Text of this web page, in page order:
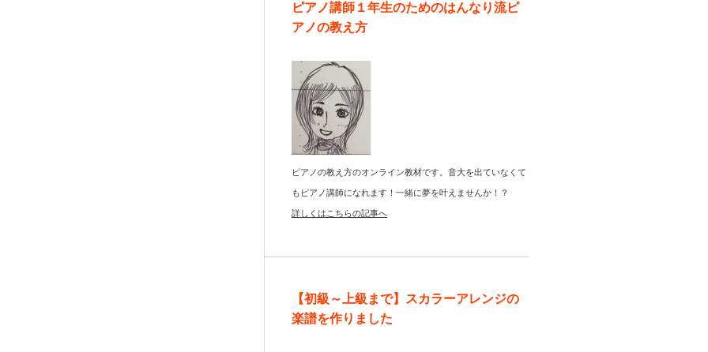
ピアノ講師１年生のためのはんなり流ピ
アノの教え方
ピアノの教え方のオンライン教材です。音大を出ていなくて
もピアノ講師になれます！一緒に夢を叶えませんか！？
詳しくはこちらの記事へ
【初級～上級まで】スカラーアレンジの
楽譜を作りました